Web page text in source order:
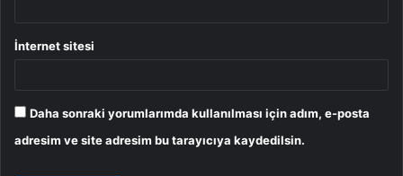
İnternet sitesi
Daha sonraki yorumlarımda kullanılması için adım, e-posta
adresim ve site adresim bu tarayıcıya kaydedilsin.